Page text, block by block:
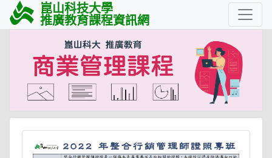
崑山科技大學
推廣教育課程資訊網